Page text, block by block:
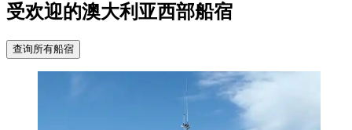
受欢迎的澳大利亚西部船宿
查询所有船宿